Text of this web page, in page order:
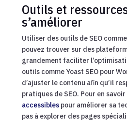
Outils et
s’améliorer
Utiliser des outils de SEO
pouvez trouver sur des
grandement faciliter
outils comme Yoast SEO pour
d’ajuster le contenu afin qu’il
pratiques de SEO. Pour en
accessiblespour améliorer sa
pas à explorer des pages